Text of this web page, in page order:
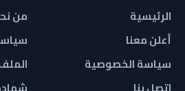
الرئيسية
من
أعلن معنا
سياسة الخصوصية